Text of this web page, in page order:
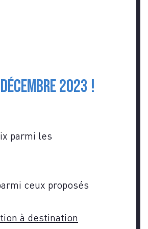
2023 !
parmi les
ceux proposés
à destination